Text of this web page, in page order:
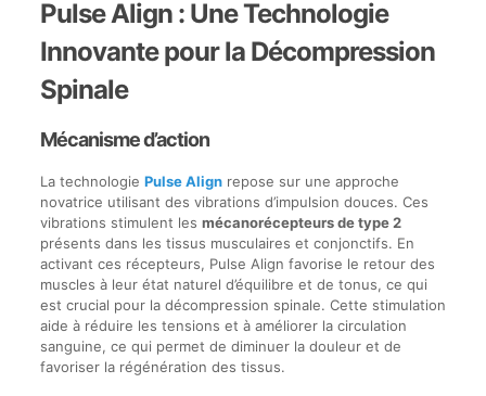
Pulse Align : Une Technologie
Innovante pour la Décompression
Spinale
Mécanisme d’action
La technologie Pulse Alignrepose sur une approche
novatrice utilisant des vibrations d’impulsion douces. Ces
vibrations stimulent les mécanorécepteurs de type 2
présents dans les tissus musculaires et conjonctifs. En
activant ces récepteurs, Pulse Align favorise le retour des
muscles à leur état naturel d’équilibre et de tonus, ce qui
est crucial pour la décompression spinale. Cette stimulation
aide à réduire les tensions et à améliorer la circulation
sanguine, ce qui permet de diminuer la douleur et de
favoriser la régénération des tissus.